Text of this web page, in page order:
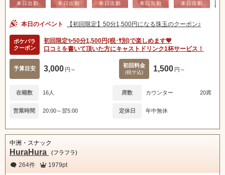
本日のイベント 【初回限定】50分1,500円になる珠玉のクーポン♪
ポケパラ
クーポン
初回限定✨50分1,500円(税･ｻ別)で楽しめます💖
口コミを書いて頂いた方にキャストドリンク1杯サービス！
予算目安 3,000 円～
初回料金
(税サ込) 1,500 円～
在籍数 16人 席数 カウンター 20席
営業時間 20:00～翌5:00 定休日 年中無休
中洲・スナック
HuraHura (フラフラ)
264件 1979pt